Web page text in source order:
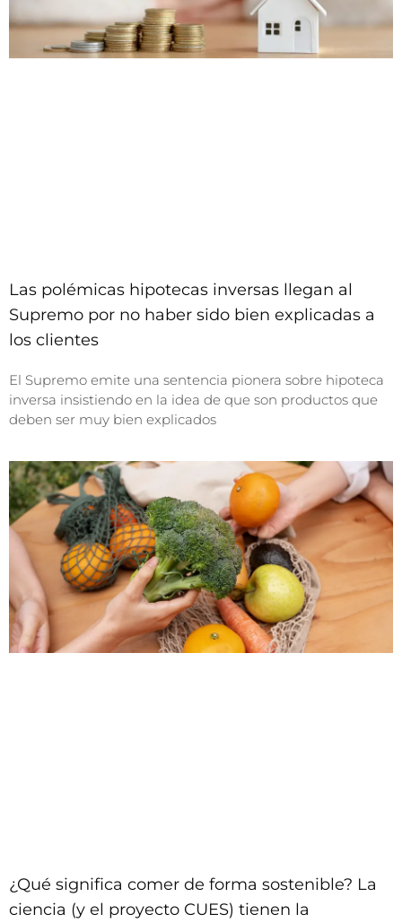
Las polémicas hipotecas inversas llegan al
Supremo por no haber sido bien explicadas a
los clientes
El Supremo emite una sentencia pionera sobre hipoteca
inversa insistiendo en la idea de que son productos que
deben ser muy bien explicados
¿Qué significa comer de forma sostenible? La
ciencia (y el proyecto CUES) tienen la